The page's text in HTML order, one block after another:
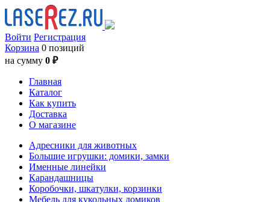
Войти Регистрация
Корзина 0 позиций
на сумму 0 ₽
Главная
Каталог
Как купить
Доставка
О магазине
Адресники для животных
Большие игрушки: домики, замки
Именные линейки
Карандашницы
Коробочки, шкатулки, корзинки
Мебель для кукольных домиков